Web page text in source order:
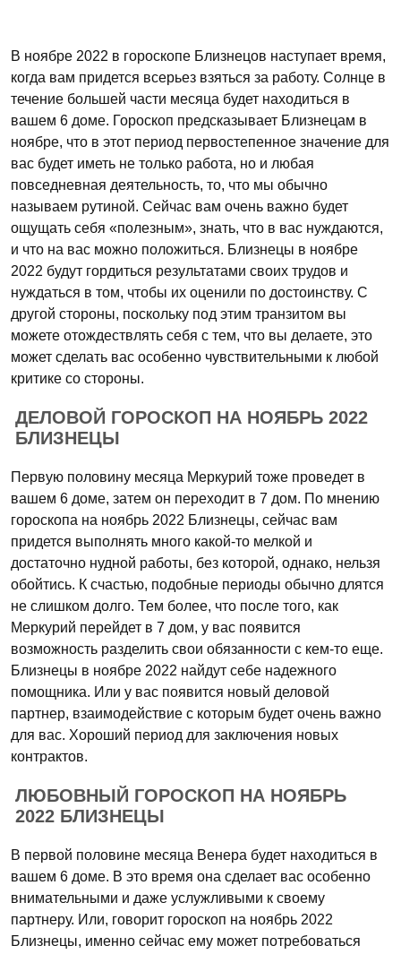
В ноябре 2022 в гороскопе Близнецов наступает время,
когда вам придется всерьез взяться за работу. Солнце в
течение большей части месяца будет находиться в
вашем 6 доме. Гороскоп предсказывает Близнецам в
ноябре, что в этот период первостепенное значение для
вас будет иметь не только работа, но и любая
повседневная деятельность, то, что мы обычно
называем рутиной. Сейчас вам очень важно будет
ощущать себя «полезным», знать, что в вас нуждаются,
и что на вас можно положиться. Близнецы в ноябре
2022 будут гордиться результатами своих трудов и
нуждаться в том, чтобы их оценили по достоинству. С
другой стороны, поскольку под этим транзитом вы
можете отождествлять себя с тем, что вы делаете, это
может сделать вас особенно чувствительными к любой
критике со стороны.
ДЕЛОВОЙ ГОРОСКОП НА НОЯБРЬ 2022
БЛИЗНЕЦЫ
Первую половину месяца Меркурий тоже проведет в
вашем 6 доме, затем он переходит в 7 дом. По мнению
гороскопа на ноябрь 2022 Близнецы, сейчас вам
придется выполнять много какой-то мелкой и
достаточно нудной работы, без которой, однако, нельзя
обойтись. К счастью, подобные периоды обычно длятся
не слишком долго. Тем более, что после того, как
Меркурий перейдет в 7 дом, у вас появится
возможность разделить свои обязанности с кем-то еще.
Близнецы в ноябре 2022 найдут себе надежного
помощника. Или у вас появится новый деловой
партнер, взаимодействие с которым будет очень важно
для вас. Хороший период для заключения новых
контрактов.
ЛЮБОВНЫЙ ГОРОСКОП НА НОЯБРЬ
2022 БЛИЗНЕЦЫ
В первой половине месяца Венера будет находиться в
вашем 6 доме. В это время она сделает вас особенно
внимательными и даже услужливыми к своему
партнеру. Или, говорит гороскоп на ноябрь 2022
Близнецы, именно сейчас ему может потребоваться